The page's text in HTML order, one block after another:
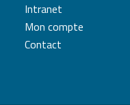
Intranet
Mon compte
Contact